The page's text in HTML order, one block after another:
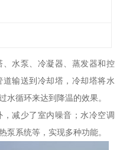
水泵、冷凝器、蒸发器和控
输送到冷却塔，冷却塔将水
水循环来达到降温的效果。
减少了室内噪音；水冷空调
泵系统等，实现多种功能。